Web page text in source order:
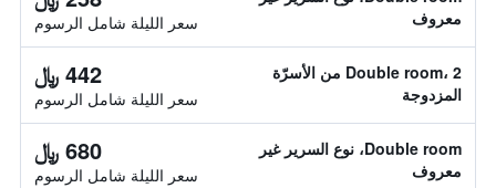
معروف
سعر الليلة شامل الرسوم
Double room، 2 من الأسرّة
المزدوجة
442 ﷼
سعر الليلة شامل الرسوم
Double room، نوع السرير غير
معروف
680 ﷼
سعر الليلة شامل الرسوم